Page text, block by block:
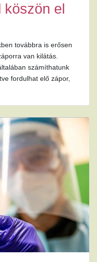
köszön el
továbbra is erősen
van kilátás.
számíthatunk
fordulhat elő zápor,